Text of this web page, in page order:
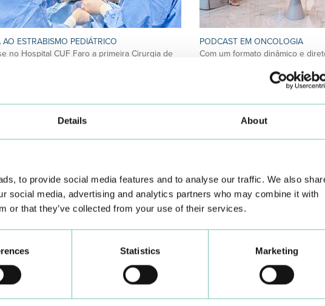
Details About
to provide social media features and to analyse our traffic. We also
social media, advertising and analytics partners who may combine it with
or that they’ve collected from your use of their services.
Statistics Marketing
AO ESTRABISMO PEDIÁTRICO
no Hospital CUF Faro a primeira Cirurgia de
PODCAST EM ONCOLOGIA
Com um formato dinâmico e